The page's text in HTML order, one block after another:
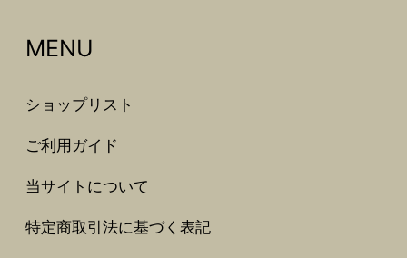
MENU
ショップリスト
ご利用ガイド
当サイトについて
特定商取引法に基づく表記